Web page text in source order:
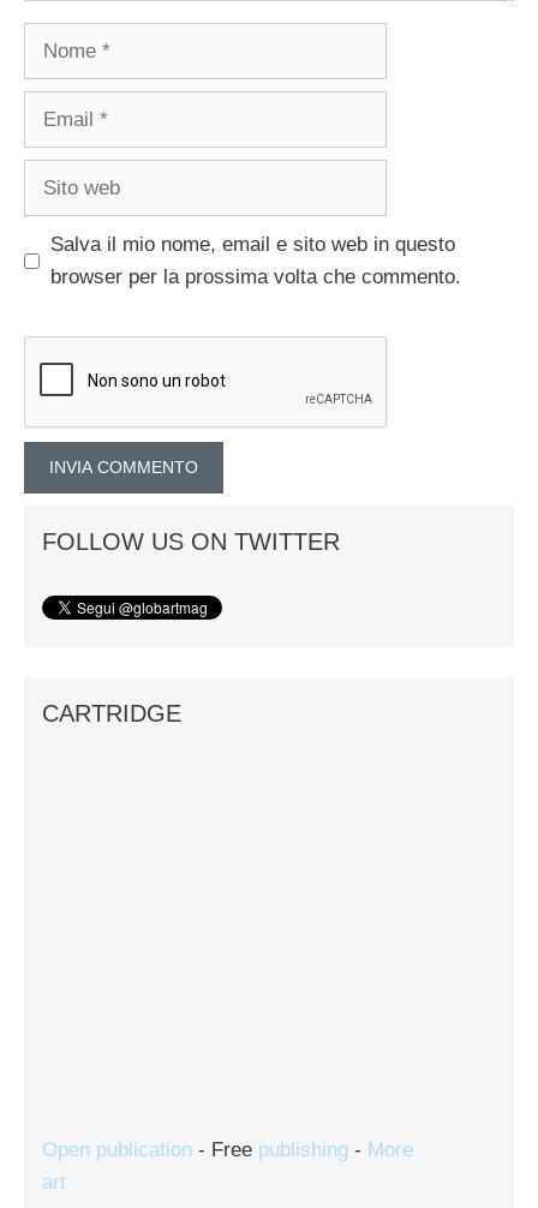
Nome
Email
Sito
Salva il mio nome, email e sito web in questo
browser per la prossima volta che commento.
FOLLOW US ON TWITTER
CARTRIDGE
Open publication - Free publishing - More
art